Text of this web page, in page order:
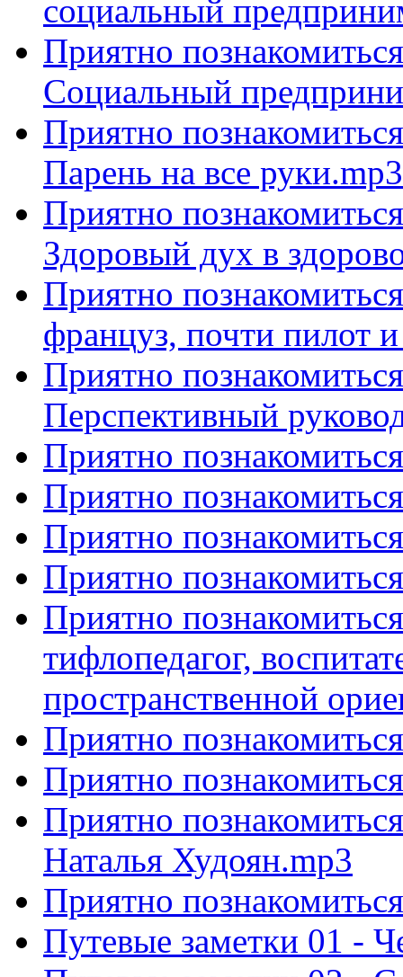
социальный
Приятно
Социальный
Приятно
Парень на все руки.mp3
Приятно
Здоровый дух в
Приятно
француз, почти пилот
Приятно
Перспективный
Приятно
Приятно
Приятно
Приятно
Приятно
тифлопедагог,
пространственной
Приятно
Приятно
Приятно
Наталья Худоян.mp3
Приятно
Путевые заметки 01 -